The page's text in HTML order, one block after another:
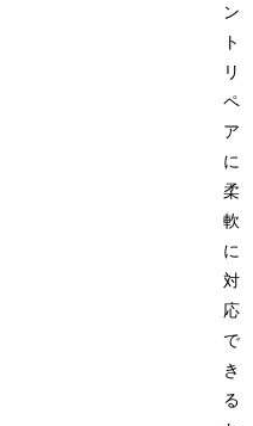
ン
ト
リ
ペ
ア
に
柔
軟
に
対
応
で
き
る